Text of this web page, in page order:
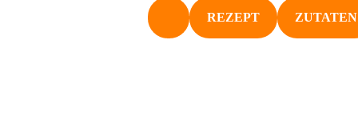
NACH OBEN
REZEPT ZUTATEN